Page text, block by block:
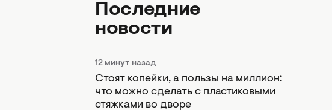
Последние
новости
12 минут назад
Стоят копейки, а пользы на миллион:
что можно сделать с пластиковыми
стяжками во дворе